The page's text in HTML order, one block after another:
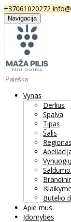
+37061020272
Navigacija
Vynas
Derlius
Spalva
Tipas
Šalis
Regionas
Butelio
Apie mus
Įdomybės